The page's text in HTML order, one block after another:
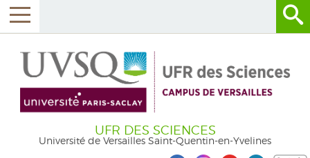
UFR DES SCIENCES
Université de Versailles Saint-Quentin-en-Yvelines